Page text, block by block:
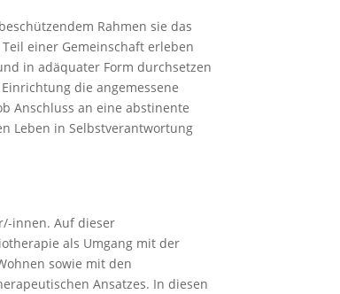
Rahmen sie das
einer Gemeinschaft erleben
in adäquater Form durchsetzen
die angemessene
Anschluss an eine abstinente
Leben in Selbstverantwortung
innen. Auf dieser
als Umgang mit der
sowie mit den
Ansatzes. In diesen